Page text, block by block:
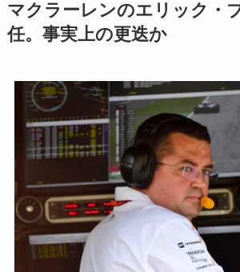
マクラーレンのエリック・
任。事実上の更迭か